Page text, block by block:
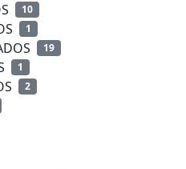
10
1
19
1
2